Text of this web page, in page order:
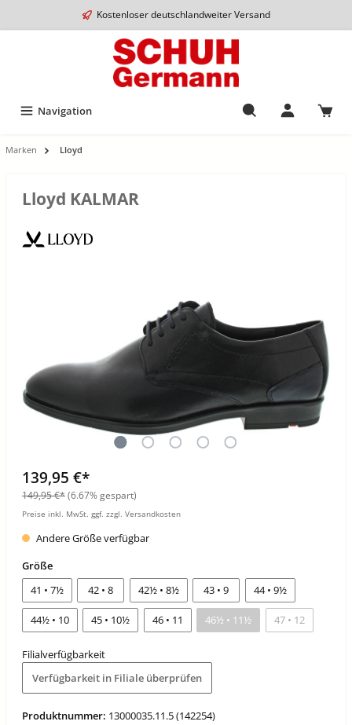
Kostenloser deutschlandweiter Versand
Navigation
Marken Lloyd
Lloyd KALMAR
139,95 €*
149,95 €*(6.67% gespart)
Preise inkl. MwSt. ggf. zzgl. Versandkosten
Andere Größe verfügbar
Größe
41 • 7½
42 • 8 42½ • 8½ 43 • 9 44 • 9½
44½ • 10 45 • 10½ 46 • 11 46½ • 11½ 47 • 12
Filialverfügbarkeit
Verfügbarkeit in Filiale überprüfen
Produktnummer: 13000035.11.5 (142254)